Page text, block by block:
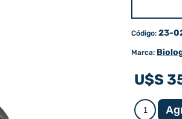
Código: 23-
Marca:
U$S